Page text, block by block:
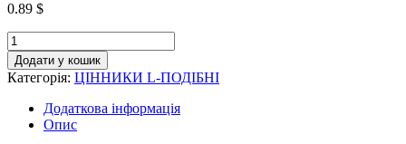
0.89 $
Додати у кошик
Категорія: ЦІННИКИ L-ПОДІБНІ
Додаткова інформація
Опис